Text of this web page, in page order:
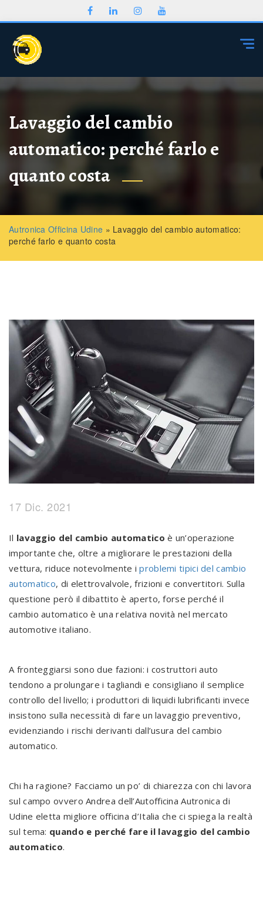
Lavaggio del cambio
automatico: perché farlo e
quanto costa
Autronica Officina Udine » Lavaggio del cambio automatico:
perché farlo e quanto costa
17 Dic. 2021
Il lavaggio del cambio automatico è un’operazione
importante che, oltre a migliorare le prestazioni della
vettura, riduce notevolmente iproblemi tipici del cambio
automatico, di elettrovalvole, frizioni e convertitori. Sulla
questione però il dibattito è aperto, forse perché il
cambio automatico è una relativa novità nel mercato
automotive italiano.
A fronteggiarsi sono due fazioni: i costruttori auto
tendono a prolungare i tagliandi e consigliano il semplice
controllo del livello; i produttori di liquidi lubrificanti invece
insistono sulla necessità di fare un lavaggio preventivo,
evidenziando i rischi derivanti dall’usura del cambio
automatico.
Chi ha ragione? Facciamo un po’ di chiarezza con chi lavora
sul campo ovvero Andrea dell’Autofficina Autronica di
Udine eletta migliore officina d’Italia che ci spiega la realtà
sul tema: quando e perché fare il lavaggio del cambio
automatico.